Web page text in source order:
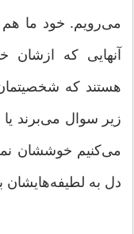
می‌رویم. خود ما هم
آنهایی که ازشان
هستند که شخصیتمان
زیر سوال می‌برند
می‌کنیم خوششان
دل به لطیفه‌هایشان